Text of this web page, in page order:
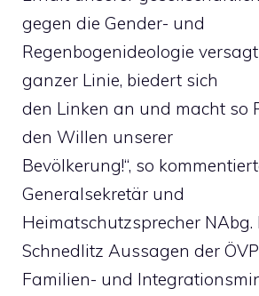
gegen die Gender- und
Regenbogenideologie
ganzer Linie, biedert sich
den Linken an und macht so
den Willen unserer
Bevölkerung!“, so
Generalsekretär und
Heimatschutzsprecher NAbg.
Schnedlitz Aussagen der
Familien- und